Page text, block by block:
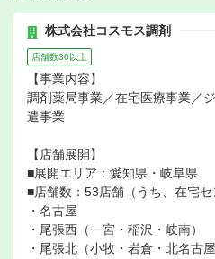
株式会社コスモス調剤
店舗数30以上
【事業内容】
調剤薬局事業／在宅医療事業／
遣事業
【店舗展開】
■展開エリア：愛知県・岐阜県
■店舗数：53店舗（うち、在宅セ
・名古屋
・尾張西（一宮・稲沢・岐南）
・尾張北（小牧・岩倉・北名古